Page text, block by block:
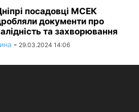
посадовці МСЕК
документи про
та захворювання
- 29.03.2024 14:06